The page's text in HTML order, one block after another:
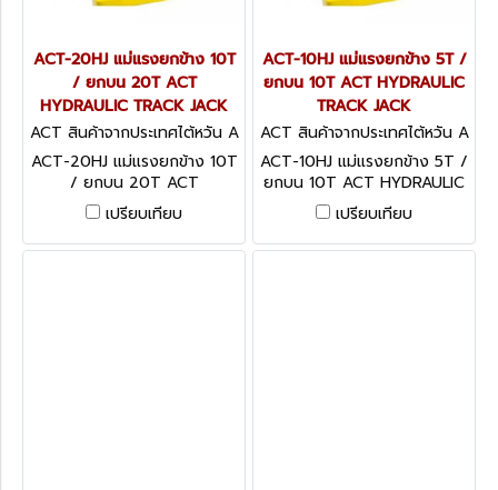
ACT-20HJ แม่แรงยกข้าง 10T
/ ยกบน 20T ACT
HYDRAULIC TRACK JACK
ACT สินค้าจากประเทศไต้หวัน A
CT-20HJ
ACT-20HJ แม่แรงยกข้าง 10T
/ ยกบน 20T ACT
HYDRAULIC TRACK JACK
เปรียบเทียบ
ACT-10HJ แม่แรงยกข้าง 5T /
ยกบน 10T ACT HYDRAULIC
TRACK JACK
ACT สินค้าจากประเทศไต้หวัน A
CT-10HJ
ACT-10HJ แม่แรงยกข้าง 5T /
ยกบน 10T ACT HYDRAULIC
TRACK JACK
เปรียบเทียบ